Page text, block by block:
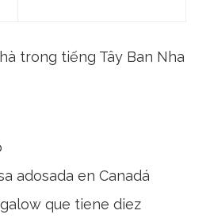
trong tiếng Tây Ban Nha
adosada en Canadá
que tiene diez